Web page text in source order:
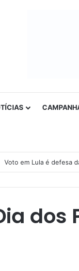
Voto em Lula é defesa
dos